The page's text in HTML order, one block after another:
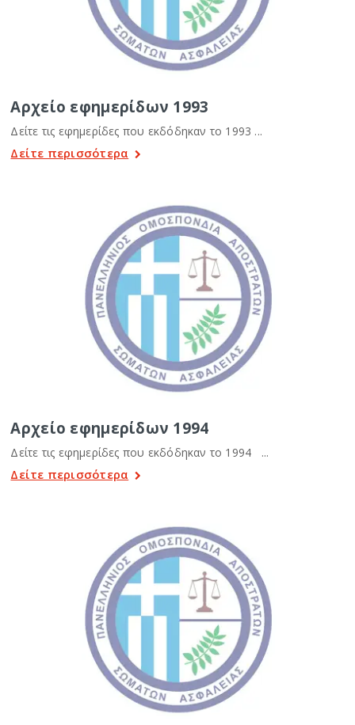
Αρχείο εφημερίδων 1993
Δείτε τις εφημερίδες που εκδόδηκαν το 1993 ...
Δείτε περισσότερα
Αρχείο εφημερίδων 1994
Δείτε τις εφημερίδες που εκδόδηκαν το 1994 ...
Δείτε περισσότερα